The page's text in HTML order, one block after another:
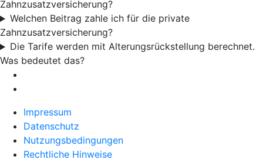
Zahnzusatzversicherung?
Welchen Beitrag zahle ich für die private
Zahnzusatzversicherung?
Die Tarife werden mit Alterungsrückstellung berechnet.
Was bedeutet das?
Impressum
Datenschutz
Nutzungsbedingungen
Rechtliche Hinweise